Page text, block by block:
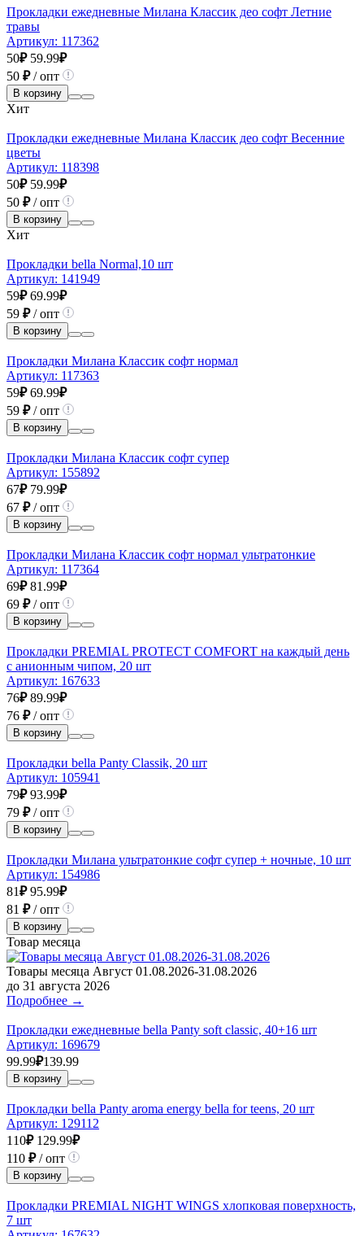
Прокладки ежедневные Милана Классик део софт Летние
травы
Артикул: 117362
50₽ 59.99₽
50 ₽/ опт
В корзину
Хит
Прокладки ежедневные Милана Классик део софт Весенние
цветы
Артикул: 118398
50₽ 59.99₽
50 ₽/ опт
В корзину
Хит
Прокладки bella Normal,10 шт
Артикул: 141949
59₽ 69.99₽
59 ₽/ опт
В корзину
Прокладки Милана Классик софт нормал
Артикул: 117363
59₽ 69.99₽
59 ₽/ опт
В корзину
Прокладки Милана Классик софт супер
Артикул: 155892
67₽ 79.99₽
67 ₽/ опт
В корзину
Прокладки Милана Классик софт нормал ультратонкие
Артикул: 117364
69₽ 81.99₽
69 ₽/ опт
В корзину
Прокладки PREMIAL PROTECT COMFORT на каждый день
с анионным чипом, 20 шт
Артикул: 167633
76₽ 89.99₽
76 ₽/ опт
В корзину
Прокладки bella Panty Classik, 20 шт
Артикул: 105941
79₽ 93.99₽
79 ₽/ опт
В корзину
Прокладки Милана ультратонкие софт супер + ночные, 10 шт
Артикул: 154986
81₽ 95.99₽
81 ₽/ опт
В корзину
Товар месяца
Товары месяца Август 01.08.2026-31.08.2026
до 31 августа 2026
Подробнее →
Прокладки ежедневные bella Panty soft classic, 40+16 шт
Артикул: 169679
99.99₽139.99
В корзину
Прокладки bella Panty aroma energy bella for teens, 20 шт
Артикул: 129112
110₽ 129.99₽
110 ₽/ опт
В корзину
Прокладки PREMIAL NIGHT WINGS хлопковая поверхность,
7 шт